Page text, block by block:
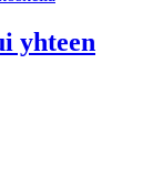
yhteen